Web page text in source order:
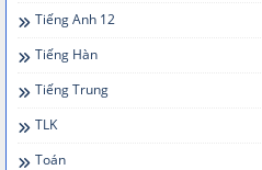
Tiếng Anh 12
Tiếng Hàn
Tiếng Trung
TLK
Toán